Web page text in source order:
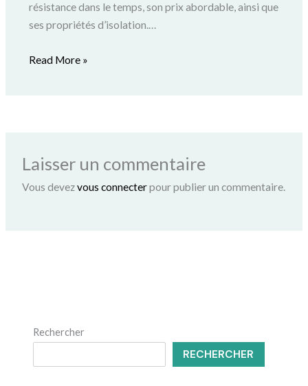
résistance dans le temps, son prix abordable, ainsi que
ses propriétés d’isolation.…
Read More »
Laisser un commentaire
Vous devezvous connecterpour publier un commentaire.
Rechercher
RECHERCHER